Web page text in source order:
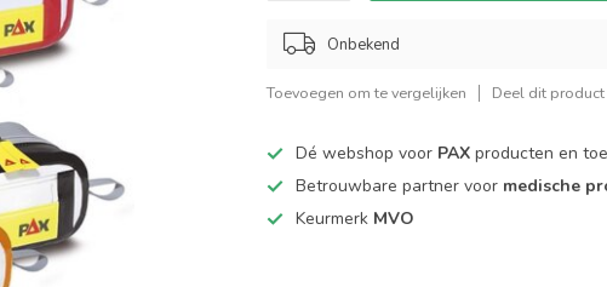
Onbekend
Toevoegen om te vergelijken Deel dit
Dé webshop voor PAX producten en
Betrouwbare partner voor medische
Keurmerk MVO